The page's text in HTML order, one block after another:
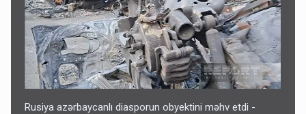
Rusiya azərbaycanlı diasporun obyektini məhv etdi -